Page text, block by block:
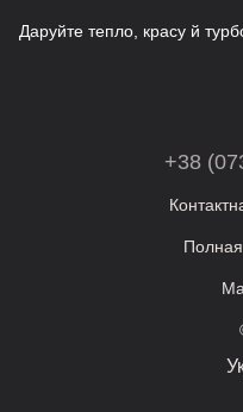
Даруйте тепло, красу й
+38